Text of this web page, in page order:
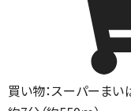
買い物：スーパー まい